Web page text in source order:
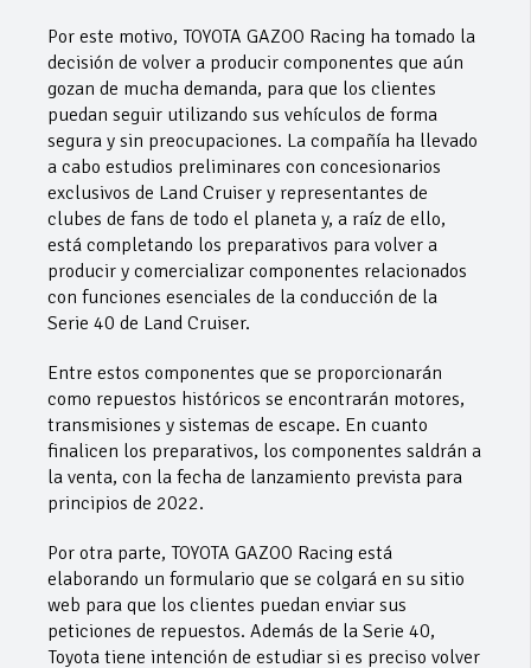
Por este motivo, TOYOTA GAZOO Racing ha tomado la
decisión de volver a producir componentes que aún
gozan de mucha demanda, para que los clientes
puedan seguir utilizando sus vehículos de forma
segura y sin preocupaciones. La compañía ha llevado
a cabo estudios preliminares con concesionarios
exclusivos de Land Cruiser y representantes de
clubes de fans de todo el planeta y, a raíz de ello,
está completando los preparativos para volver a
producir y comercializar componentes relacionados
con funciones esenciales de la conducción de la
Serie 40 de Land Cruiser.
Entre estos componentes que se proporcionarán
como repuestos históricos se encontrarán motores,
transmisiones y sistemas de escape. En cuanto
finalicen los preparativos, los componentes saldrán a
la venta, con la fecha de lanzamiento prevista para
principios de 2022.
Por otra parte, TOYOTA GAZOO Racing está
elaborando un formulario que se colgará en su sitio
web para que los clientes puedan enviar sus
peticiones de repuestos. Además de la Serie 40,
Toyota tiene intención de estudiar si es preciso volver